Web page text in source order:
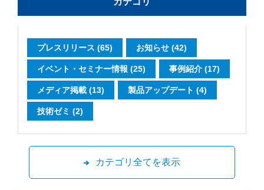
プレスリリース (65) お知らせ (42)
イベント・セミナー情報 (25) 事例紹介 (17)
メディア掲載 (13) 製品アップデート (4)
技術ゼミ (2)
カテゴリ全てを表示